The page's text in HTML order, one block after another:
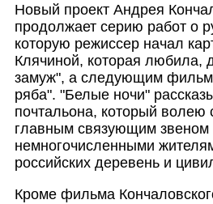
Новый проект Андрея
продолжает серию работ о
которую режиссер начал
Клячиной, которая любила,
замуж", а следующим
ряба". "Белые ночи"
почтальона, который волею
главным связующим
немногочисленными
российских деревень и
Кроме фильма